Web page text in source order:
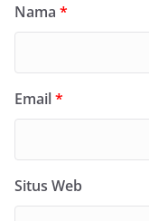
Nama *
Email*
Situs Web